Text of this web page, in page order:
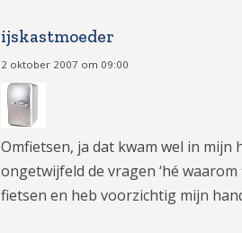
ijskastmoeder
2 oktober 2007 om 09:00
Omfietsen, ja dat kwam wel in
ongetwijfeld de vragen ‘hé
fietsen en heb voorzichtig mijn